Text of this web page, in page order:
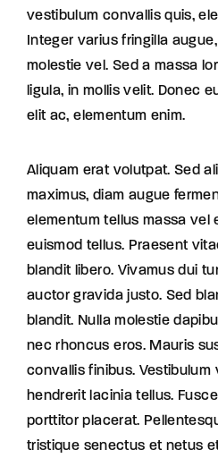
vestibulum convallis quis,
Integer varius fringilla
molestie vel. Sed a massa
ligula, in mollis velit. Donec
elit ac, elementum enim.
Aliquam erat volutpat. Sed
maximus, diam augue
elementum tellus massa vel
euismod tellus. Praesent
blandit libero. Vivamus dui
auctor gravida justo. Sed
blandit. Nulla molestie
nec rhoncus eros. Mauris
convallis finibus. Vestibulum
hendrerit lacinia tellus.
porttitor placerat.
tristique senectus et netus